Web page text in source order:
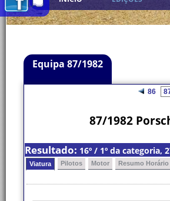
Equipa 87/1982
86
87/1982
Resultado: 16º / 1º da categoria,
Viatura Pilotos Motor Resumo Horário